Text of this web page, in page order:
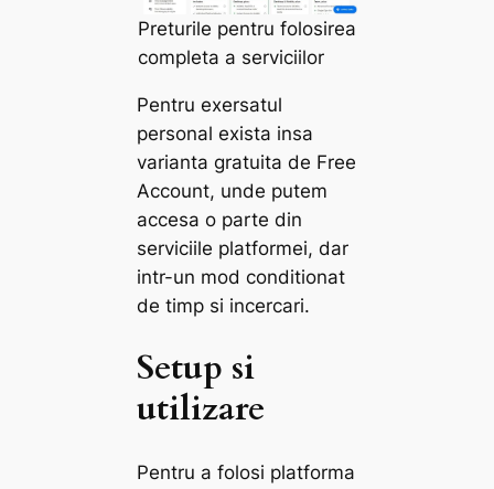
Preturile pentru folosirea
completa a serviciilor
Pentru exersatul
personal exista insa
varianta gratuita de Free
Account, unde putem
accesa o parte din
serviciile platformei, dar
intr-un mod conditionat
de timp si incercari.
Setup si
utilizare
Pentru a folosi platforma